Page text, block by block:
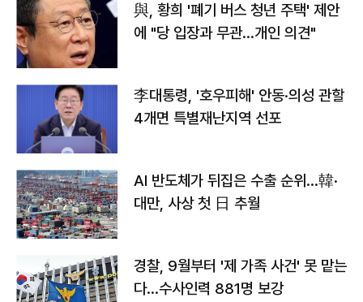
與, 황희 '폐기 버스 청년 주택' 제안
에 "당 입장과 무관…개인 의견"
李대통령, '호우피해' 안동·의성 관할
4개면 특별재난지역 선포
AI 반도체가 뒤집은 수출 순위…韓·
대만, 사상 첫 日 추월
경찰, 9월부터 '제 가족 사건' 못 맡는
다…수사인력 881명 보강